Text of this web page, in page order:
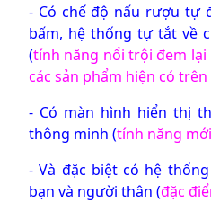
- Có chế độ nấu rượu tự
bấm, hệ thống tự tắt về
(tính năng nổi trội đem lại
các sản phẩm hiện có
- Có màn hình hiển thị
thông minh (tính năng
- Và đặc biệt có hệ
bạn và người thân (đặc